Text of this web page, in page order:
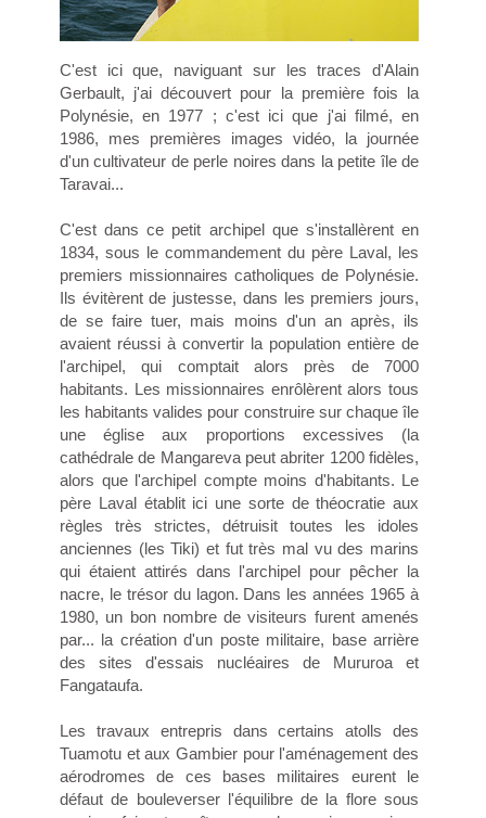
C'est ici que, naviguant sur les traces d'Alain
Gerbault, j'ai découvert pour la première fois la
Polynésie, en 1977 ; c'est ici que j'ai filmé, en
1986, mes premières images vidéo, la journée
d'un cultivateur de perle noires dans la petite île de
Taravai...
C'est dans ce petit archipel que s'installèrent en
1834, sous le commandement du père Laval, les
premiers missionnaires catholiques de Polynésie.
Ils évitèrent de justesse, dans les premiers jours,
de se faire tuer, mais moins d'un an après, ils
avaient réussi à convertir la population entière de
l'archipel, qui comptait alors près de 7000
habitants. Les missionnaires enrôlèrent alors tous
les habitants valides pour construire sur chaque île
une église aux proportions excessives (la
cathédrale de Mangareva peut abriter 1200 fidèles,
alors que l'archipel compte moins d'habitants. Le
père Laval établit ici une sorte de théocratie aux
règles très strictes, détruisit toutes les idoles
anciennes (les Tiki) et fut très mal vu des marins
qui étaient attirés dans l'archipel pour pêcher la
nacre, le trésor du lagon. Dans les années 1965 à
1980, un bon nombre de visiteurs furent amenés
par... la création d'un poste militaire, base arrière
des sites d'essais nucléaires de Mururoa et
Fangataufa.
Les travaux entrepris dans certains atolls des
Tuamotu et aux Gambier pour l'aménagement des
aérodromes de ces bases militaires eurent le
défaut de bouleverser l'équilibre de la flore sous